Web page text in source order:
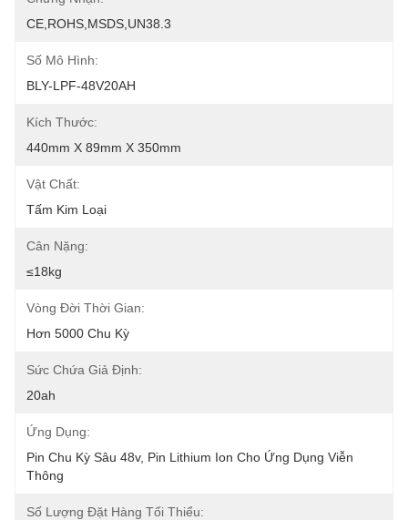
CE,ROHS,MSDS,UN38.3
Số Mô Hình:
BLY-LPF-48V20AH
Kích Thước:
440mm X 89mm X 350mm
Vật Chất:
Tấm Kim Loại
Cân Nặng:
≤18kg
Vòng Đời Thời Gian:
Hơn 5000 Chu Kỳ
Sức Chứa Giả Định:
20ah
Ứng Dụng:
Pin Chu Kỳ Sâu 48v, Pin Lithium Ion Cho Ứng Dụng Viễn
Thông
Số Lượng Đặt Hàng Tối Thiểu: